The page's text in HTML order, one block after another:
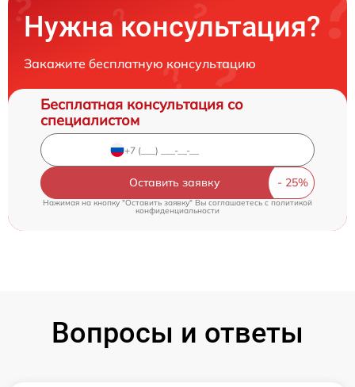
Нужна консультация?
Закажите бесплатную консультацию
Бесплатная консультация со
специалистом
Оставить заявку
Нажимая на кнопку "Оставить заявку" Вы соглашаетесь cполитикой
конфиденциальности
Вопросы и ответы